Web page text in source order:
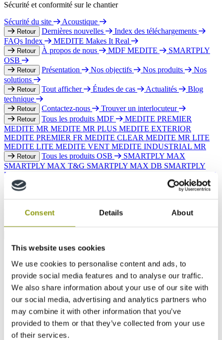
Consent Details About
This website uses cookies
We use cookies to personalise content and ads, to
provide social media features and to analyse our traffic.
We also share information about your use of our site with
our social media, advertising and analytics partners who
may combine it with other information that you’ve
provided to them or that they’ve collected from your use
of their services.
Sécurité et conformité sur le chantier
Sécurité du site
Acoustique
Retour Dernières nouvelles
Index des téléchargements
FAQs Index
MEDITE Makes It Real
Retour À propos de nous MDF MEDITE
SMARTPLY
OSB
Retour Présentation Nos objectifs Nos produits
Nos
solutions
Retour Tout afficher Études de cas Actualités
Blog
technique
Retour Contactez-nous Trouver un interlocuteur
Retour Tous les produits MDF
MEDITE PREMIER
MEDITE MR MEDITE MR PLUS MEDITE EXTERIOR
MEDITE PREMIER FR MEDITE CLEAR MEDITE MR LITE
MEDITE LITE MEDITE VENT MEDITE INDUSTRIAL MR
Retour Tous les produits OSB
SMARTPLY MAX
SMARTPLY MAX T&G SMARTPLY MAX DB SMARTPLY
ULTIMA
SMARTPLY AIRTIGHT
SMARTPLY PATTRESS PLUS
SMARTPLY SITEPROTECT
SMARTPLY STRONGDECK
FAQs Index